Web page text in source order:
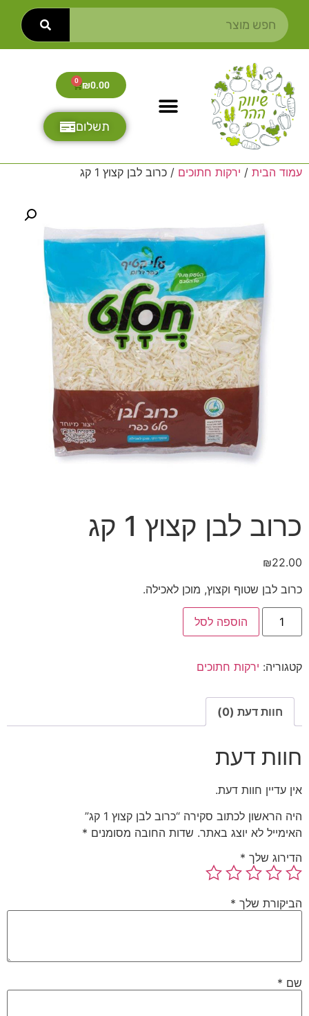
₪0.00
0
תשלום
עמוד הבית / ירקות חתוכים / כרוב לבן קצוץ 1 קג
כרוב לבן קצוץ 1 קג
₪22.00
כרוב לבן שטוף וקצוץ, מוכן לאכילה.
הוספה לסל
קטגוריה: ירקות חתוכים
חוות דעת (0)
חוות דעת
אין עדיין חוות דעת.
היה הראשון לכתוב סקירה “כרוב לבן קצוץ 1 קג”
האימייל לא יוצג באתר. שדות החובה מסומנים *
הדירוג שלך *
הביקורת שלך *
שם *